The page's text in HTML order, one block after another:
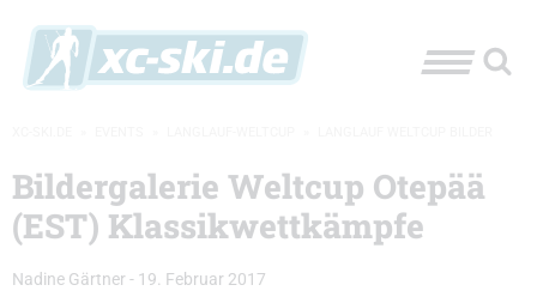
Bildergalerie Weltcup Otepää
(EST) Klassikwettkämpfe
Nadine Gärtner - 19. Februar 2017